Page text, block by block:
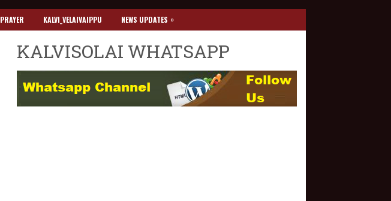
PRAYER KALVI_VELAIVAIPPU NEWS UPDATES »
KALVISOLAI WHATSAPP